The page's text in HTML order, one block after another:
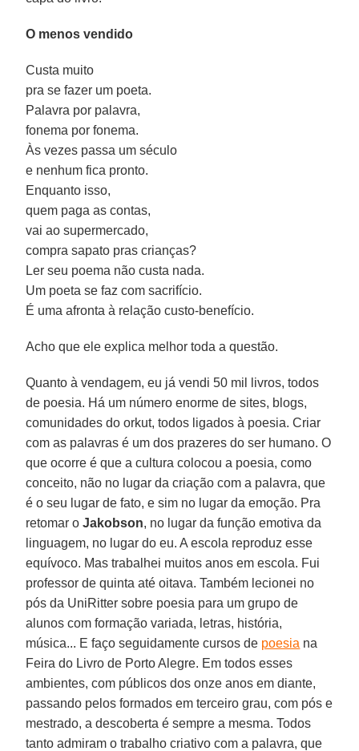
O menos vendido
Custa muito
pra se fazer um poeta.
Palavra por palavra,
fonema por fonema.
Às vezes passa um século
e nenhum fica pronto.
Enquanto isso,
quem paga as contas,
vai ao supermercado,
compra sapato pras crianças?
Ler seu poema não custa nada.
Um poeta se faz com sacrifício.
É uma afronta à relação custo-benefício.
Acho que ele explica melhor toda a questão.
Quanto à vendagem, eu já vendi 50 mil livros, todos
de poesia. Há um número enorme de sites, blogs,
comunidades do orkut, todos ligados à poesia. Criar
com as palavras é um dos prazeres do ser humano. O
que ocorre é que a cultura colocou a poesia, como
conceito, não no lugar da criação com a palavra, que
é o seu lugar de fato, e sim no lugar da emoção. Pra
retomar oJakobson, no lugar da função emotiva da
linguagem, no lugar do eu. A escola reproduz esse
equívoco. Mas trabalhei muitos anos em escola. Fui
professor de quinta até oitava. Também lecionei no
pós da UniRitter sobre poesia para um grupo de
alunos com formação variada, letras, história,
música... E faço seguidamente cursos de poesia na
Feira do Livro de Porto Alegre. Em todos esses
ambientes, com públicos dos onze anos em diante,
passando pelos formados em terceiro grau, com pós e
mestrado, a descoberta é sempre a mesma. Todos
tanto admiram o trabalho criativo com a palavra, que